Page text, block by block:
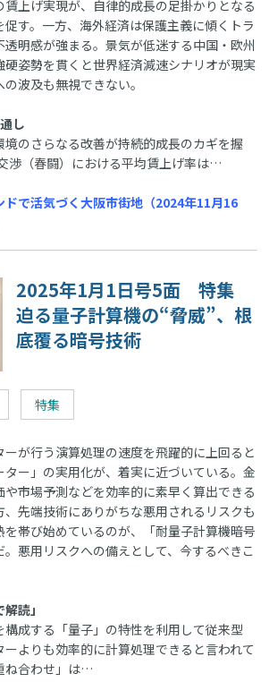
上げ実現が、自律的成長の足掛かりとなる
す。一方、海外経済は保護主義に傾くトラ
透明感が強まる。景気が低迷する中国・欧州
硬姿勢を貫くと世界経済減速シナリオが現実
波及も無視できない。
し
のさらなる改善が持続的成長のカギを握
渉（春闘）における平均賃上げ率は…
ドで活気づく大阪市街地（2024年11月16
2025年1月1日号5面 特集
迫る量子計算機の“脅威”、根
底覆る暗号技術
特集
が行う演算処理の速度を飛躍的に上回ると
ー」の実用化が、着実に近づいている。金
市場予測などを効率的に素早く算出できる
、先端技術にありがちな悪用されるリスクも
を帯び始めているのが、「耐量子計算機暗号
。悪用リスクへの備えとして、今するべきこ
読」
成する「量子」の特性を利用して従来型
ーよりも効率的に計算処理できると言われて
ね合わせ」は…